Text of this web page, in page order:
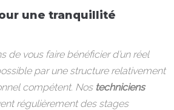
une tranquillité
de vous faire bénéficier d’un réel
par une structure relativement
compétent. Nos techniciens
régulièrement des stages